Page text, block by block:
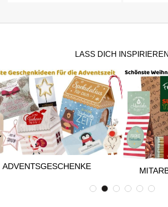
LASS DICH INSPIRIEREN
ADVENTSGESCHENKE